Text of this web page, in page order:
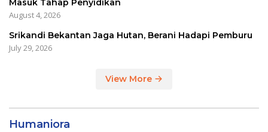
Masuk Tahap Penyidikan
August 4, 2026
Srikandi Bekantan Jaga Hutan, Berani Hadapi Pemburu
July 29, 2026
View More
Humaniora